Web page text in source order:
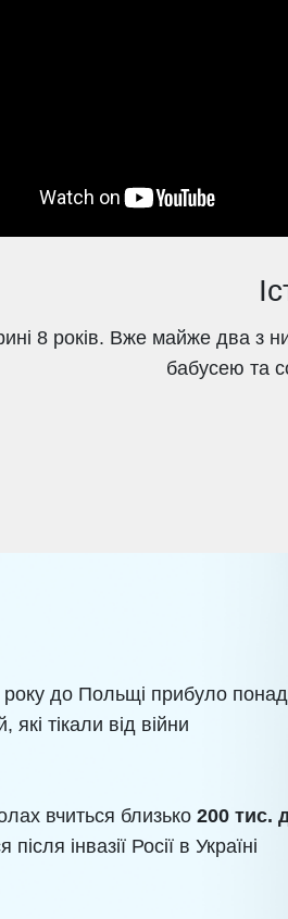
8 років. Вже майже два з
бабусею та
до Польщі прибуло понад
які тікали від війни
вчиться близько 200 тис.
інвазії Росії в Україні